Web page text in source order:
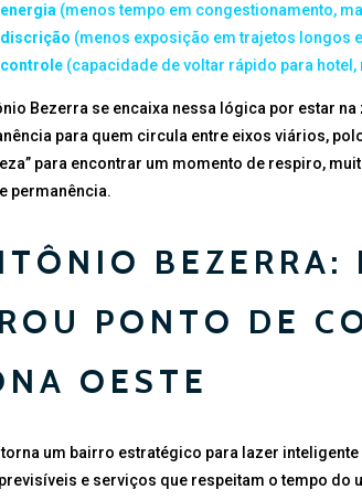
energia (menos tempo em congestionamento,
discrição (menos exposição em trajetos longos
controle(capacidade de voltar rápido para hotel,
Bezerra se encaixa nessa lógica por estar
para quem circula entre eixos viários,
para encontrar um momento de respiro,
permanência.
BEZERRA:
PONTO DE
OESTE
torna um bairro estratégico para lazer
e serviços que respeitam o tempo do